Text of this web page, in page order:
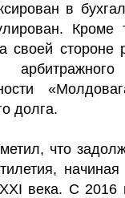
в
Кроме
своей стороне
долга.
что
века. С 2016